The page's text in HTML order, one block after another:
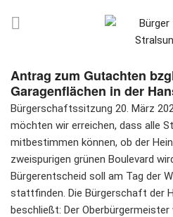
Antrag zum Gutachten
Garagenflächen in der
Bürgerschaftssitzung 20. März
möchten wir erreichen, dass alle
mitbestimmen können, ob der
zweispurigen grünen Boulevard
Bürgerentscheid soll am Tag der
stattfinden. Die Bürgerschaft der
beschließt: Der